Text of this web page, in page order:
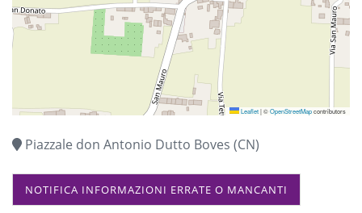
Leaflet|©OpenStreetMapcontributors
Piazzale don Antonio Dutto Boves (CN)
NOTIFICA INFORMAZIONI ERRATE O MANCANTI